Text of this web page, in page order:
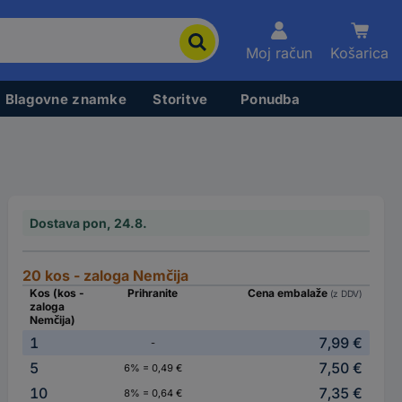
Moj račun Košarica
Blagovne znamke Storitve Ponudba
Dostava pon, 24.8.
20 kos - zaloga Nemčija
Kos (kos -
zaloga
Nemčija)
Prihranite Cena embalaže (z DDV)
1 -
7,99 €
5
6% = 0,49 €
7,50 €
10
8% = 0,64 € 7,35 €